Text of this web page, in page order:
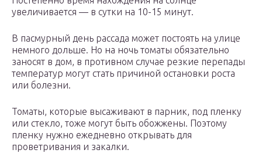
увеличивается — в сутки на 10-15 минут.
В пасмурный день рассада может постоять на улице
немного дольше. Но на ночь томаты обязательно
заносят в дом, в противном случае резкие перепады
температур могут стать причиной остановки роста
или болезни.
Томаты, которые высаживают в парник, под пленку
или стекло, тоже могут быть обожжены. Поэтому
пленку нужно ежедневно открывать для
проветривания и закалки.